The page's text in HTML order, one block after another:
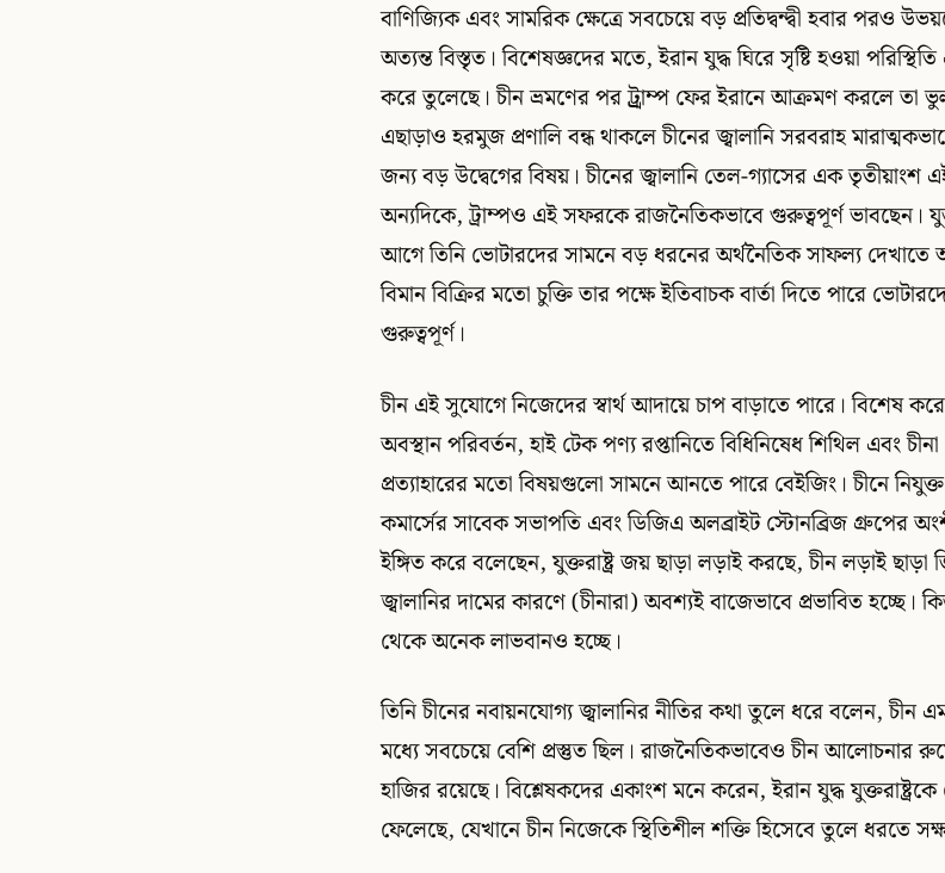
বাণিজ্যিক এবং সামরিক ক্ষেত্রে সবচেয়ে বড় প্রতিদ্বন্দ্বী হবার পরও
অত্যন্ত বিস্তৃত। বিশেষজ্ঞদের মতে, ইরান যুদ্ধ ঘিরে সৃষ্টি হওয়া
করে তুলেছে। চীন ভ্রমণের পর ট্র্রাম্প ফের ইরানে আক্রমণ করলে তা ভুল
এছাড়াও হরমুজ প্রণালি বন্ধ থাকলে চীনের জ্বালানি সরবরাহ
জন্য বড় উদ্বেগের বিষয়। চীনের জ্বালানি তেল-গ্যাসের এক তৃতীয়াংশ
অন্যদিকে, ট্রাম্পও এই সফরকে রাজনৈতিকভাবে গুরুত্বপূর্ণ ভাবছেন।
আগে তিনি ভোটারদের সামনে বড় ধরনের অর্থনৈতিক সাফল্য দেখাতে
বিমান বিক্রির মতো চুক্তি তার পক্ষে ইতিবাচক বার্তা দিতে পারে
গুরুত্বপূর্ণ।
চীন এই সুযোগে নিজেদের স্বার্থ আদায়ে চাপ বাড়াতে পারে। বিশেষ করে
অবস্থান পরিবর্তন, হাই টেক পণ্য রপ্তানিতে বিধিনিষেধ শিথিল এবং
প্রত্যাহারের মতো বিষয়গুলো সামনে আনতে পারে বেইজিং। চীনে
কমার্সের সাবেক সভাপতি এবং ডিজিএ অলব্রাইট স্টোনব্রিজ গ্রুপের
ইঙ্গিত করে বলেছেন, যুক্তরাষ্ট্র জয় ছাড়া লড়াই করছে, চীন লড়াই
জ্বালানির দামের কারণে (চীনারা) অবশ্যই বাজেভাবে প্রভাবিত হচ্ছে।
থেকে অনেক লাভবানও হচ্ছে।
তিনি চীনের নবায়নযোগ্য জ্বালানির নীতির কথা তুলে ধরে বলেন,
মধ্যে সবচেয়ে বেশি প্রস্তুত ছিল। রাজনৈতিকভাবেও চীন আলোচনার
হাজির রয়েছে। বিশ্লেষকদের একাংশ মনে করেন, ইরান যুদ্ধ
ফেলেছে, যেখানে চীন নিজেকে স্থিতিশীল শক্তি হিসেবে তুলে ধরতে